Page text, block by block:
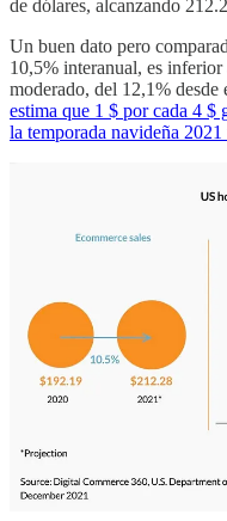
de dólares, alcanzando
Un buen dato pero
10,5% interanual, es
moderado, del 12,1%
estima que 1 $ por cada 4 $
la temporada navideña